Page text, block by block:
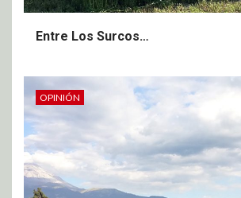
Entre Los Surcos…
OPINIÓN